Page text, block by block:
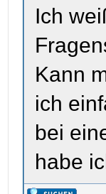
Ich
Kann
ich
bei
habe